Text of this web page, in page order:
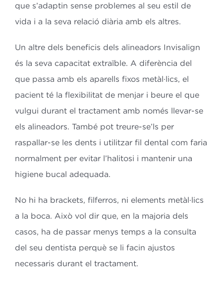
que s’adaptin sense problemes al seu estil de
vida i a la seva relació diària amb els altres.
Un altre dels beneficis dels alineadors Invisalign
és la seva capacitat extraïble. A diferència del
que passa amb els aparells fixos metàl·lics, el
pacient té la flexibilitat de menjar i beure el que
vulgui durant el tractament amb només llevar-se
els alineadors. També pot treure-se’ls per
raspallar-se les dents i utilitzar fil dental com faria
normalment per evitar l’halitosi i mantenir una
higiene bucal adequada.
No hi ha brackets, filferros, ni elements metàl·lics
a la boca. Això vol dir que, en la majoria dels
casos, ha de passar menys temps a la consulta
del seu dentista perquè se li facin ajustos
necessaris durant el tractament.